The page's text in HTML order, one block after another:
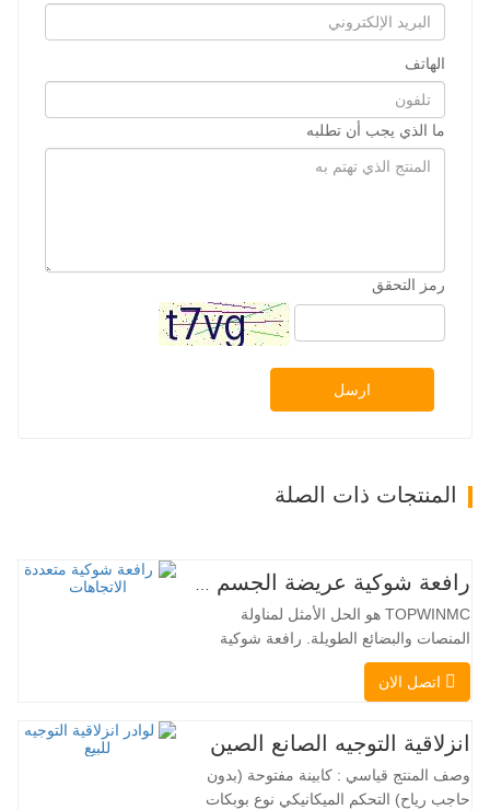
الهاتف
ما الذي يجب أن تطلبه
رمز التحقق
ارسل
المنتجات ذات الصلة
رافعة شوكية عريضة الجسم متعددة الاتجاهات 3.5-5.0 طن
TOPWINMC هو الحل الأمثل لمناولة
المنصات والبضائع الطويلة. رافعة شوكية
ثنائية الاستخدام، تجمع بين مزايا الرافعة
الشوكية والرافعة الجانبية. محركها الكهربائي
بزاوية 360 درجة، يُمكّنان من تغيير الاتجاه
بسلاسة دون انقطاع في تدفق الحمولة، مما
يجعل TOPWINMC…
اتصل الان
انزلاقية التوجيه الصانع الصين
وصف المنتج قياسي : كابينة مفتوحة (بدون
حاجب رياح) التحكم الميكانيكي نوع بوبكات